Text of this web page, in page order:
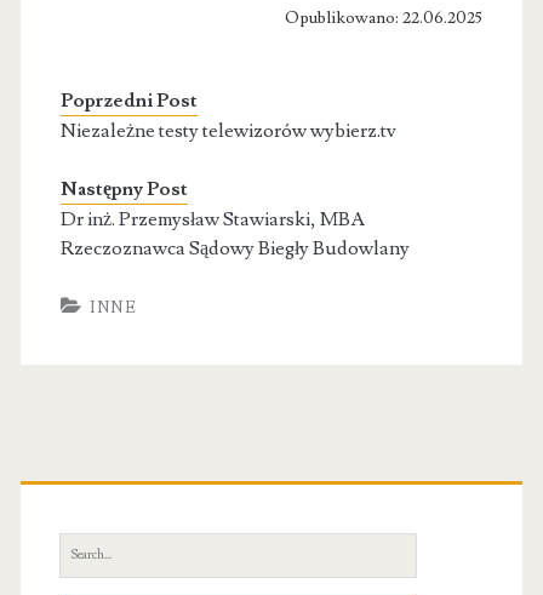
Opublikowano: 22.06.2025
Poprzedni Post
Niezależne testy telewizorów wybierz.tv
Następny Post
Dr inż. Przemysław Stawiarski, MBA
Rzeczoznawca Sądowy Biegły Budowlany
INNE
Primary
Sidebar
Search
for: